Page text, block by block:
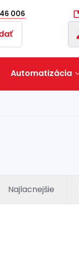
006
Automatizácia
Najlacnejšie